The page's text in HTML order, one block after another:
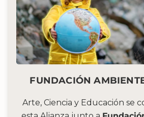
FUNDACIÓN
Arte, Ciencia y Educación se